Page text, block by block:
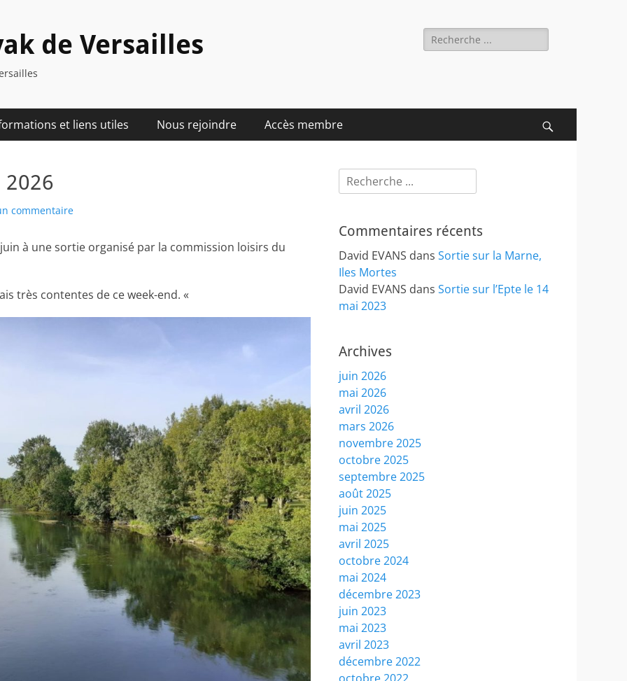
de Versailles Rechercher :
et liens utiles Nous rejoindre Accès membre
commentaire
à une sortie organisé par la commission loisirs du
très contentes de ce week-end. «
Rechercher :
Commentaires récents
David EVANS dans Sortie sur la Marne,
Iles Mortes
David EVANS dans Sortie sur l’Epte le 14
mai 2023
Archives
juin 2026
mai 2026
avril 2026
mars 2026
novembre 2025
octobre 2025
septembre 2025
août 2025
juin 2025
mai 2025
avril 2025
octobre 2024
mai 2024
décembre 2023
juin 2023
mai 2023
avril 2023
décembre 2022